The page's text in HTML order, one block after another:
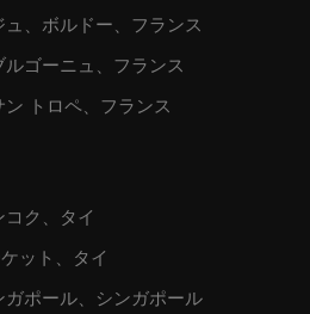
、ボルドー、フランス
ゴーニュ、フランス
トロペ、フランス
ク、タイ
ット、タイ
ガポール、シンガポール